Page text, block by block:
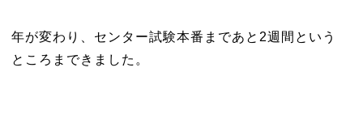
年が変わり、センター試験本番まであと2週間という
ところまできました。